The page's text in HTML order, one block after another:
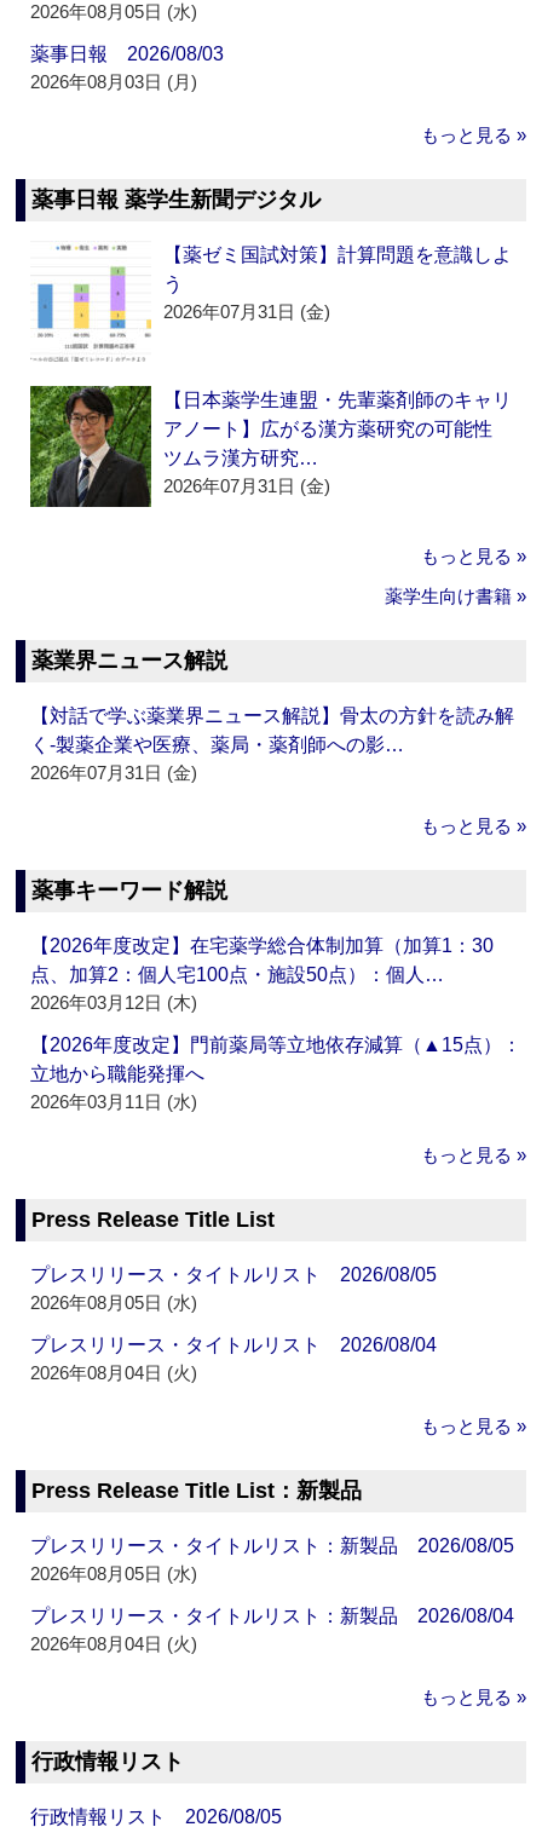
2026年08月05日 (水)
薬事日報 2026/08/03
2026年08月03日 (月)
もっと見る »
薬事日報 薬学生新聞デジタル
【薬ゼミ国試対策】計算問題を意識しよ
う
2026年07月31日 (金)
【日本薬学生連盟・先輩薬剤師のキャリ
アノート】広がる漢方薬研究の可能性
ツムラ漢方研究…
2026年07月31日 (金)
もっと見る »
薬学生向け書籍 »
薬業界ニュース解説
【対話で学ぶ薬業界ニュース解説】骨太の方針を読み解
く‐製薬企業や医療、薬局・薬剤師への影…
2026年07月31日 (金)
もっと見る »
薬事キーワード解説
【2026年度改定】在宅薬学総合体制加算（加算1：30
点、加算2：個人宅100点・施設50点）：個人…
2026年03月12日 (木)
【2026年度改定】門前薬局等立地依存減算（▲15点）：
立地から職能発揮へ
2026年03月11日 (水)
もっと見る »
Press Release Title List
プレスリリース・タイトルリスト 2026/08/05
2026年08月05日 (水)
プレスリリース・タイトルリスト 2026/08/04
2026年08月04日 (火)
もっと見る »
Press Release Title List：新製品
プレスリリース・タイトルリスト：新製品 2026/08/05
2026年08月05日 (水)
プレスリリース・タイトルリスト：新製品 2026/08/04
2026年08月04日 (火)
もっと見る »
行政情報リスト
行政情報リスト 2026/08/05